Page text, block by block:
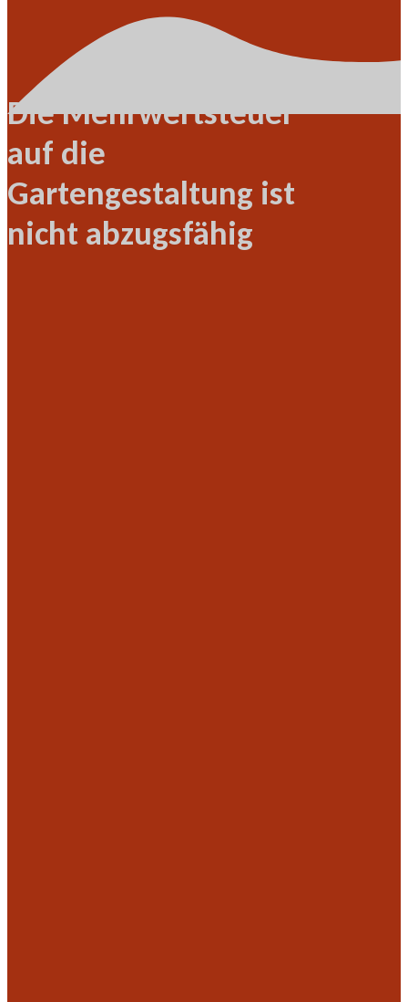
Die Mehrwertsteuer
auf die
Gartengestaltung ist
nicht abzugsfähig